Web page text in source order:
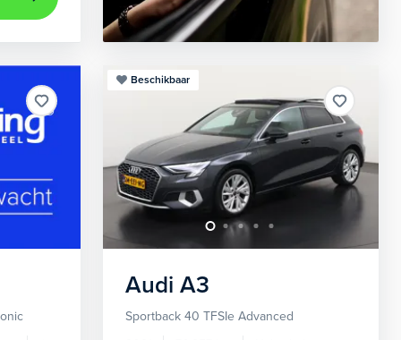
Beschikbaar
Audi A3
Sportback 40 TFSIe Advanced